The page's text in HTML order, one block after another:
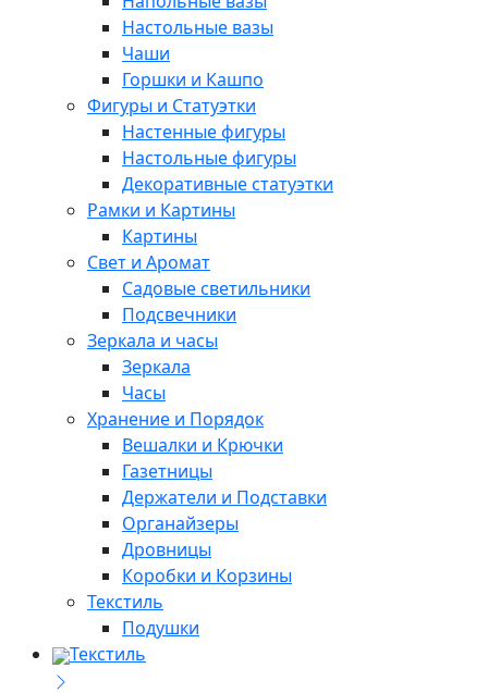
Настольные вазы
Чаши
Горшки и Кашпо
Фигуры и Статуэтки
Настенные фигуры
Настольные фигуры
Декоративные статуэтки
Рамки и Картины
Картины
Свет и Аромат
Садовые светильники
Подсвечники
Зеркала и часы
Зеркала
Часы
Хранение и Порядок
Вешалки и Крючки
Газетницы
Держатели и Подставки
Органайзеры
Дровницы
Коробки и Корзины
Текстиль
Подушки
Текстиль